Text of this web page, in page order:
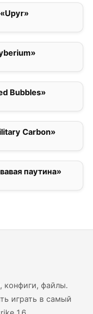
Bubbles»
Carbon»
паутина»
конфиги, файлы.
играть в самый